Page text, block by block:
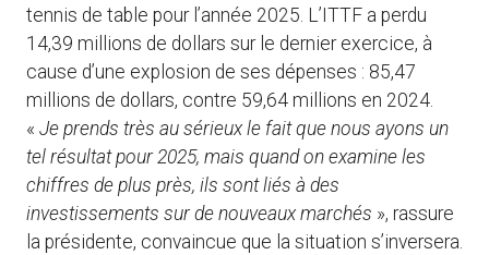
tennis de table pour l’année 2025. L’ITTF a perdu
14,39 millions de dollars sur le dernier exercice, à
cause d’une explosion de ses dépenses : 85,47
millions de dollars, contre 59,64 millions en 2024.
« Je prends très au sérieux le fait que nous ayons un
tel résultat pour 2025, mais quand on examine les
chiffres de plus près, ils sont liés à des
investissements sur de nouveaux marchés », rassure
la présidente, convaincue que la situation s’inversera.